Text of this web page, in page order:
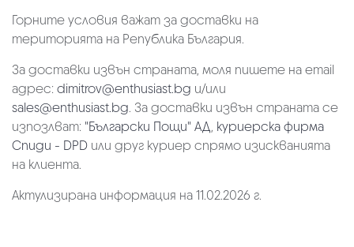
Горните условия важат за доставки на
територията на Република България.
За доставки извън страната, моля пишете на email
адрес: dimitrov@enthusiast.bg и/или
sales@enthusiast.bg. За доставки извън страната се
изпозлват: "Български Пощи" АД, куриерска фирма
Спиди - DPD или друг куриер спрямо изискванията
на клиента.
Актулизирана информация на 11.02.2026 г.